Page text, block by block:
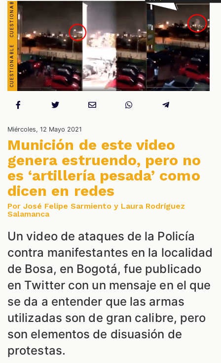
Miércoles, 12 Mayo 2021
Munición de este video
genera estruendo, pero no
es ‘artillería pesada’ como
dicen en redes
Por José Felipe Sarmiento y Laura Rodríguez
Salamanca
Un video de ataques de la Policía
contra manifestantes en la localidad
de Bosa, en Bogotá, fue publicado
en Twitter con un mensaje en el que
se da a entender que las armas
utilizadas son de gran calibre, pero
son elementos de disuasión de
protestas.